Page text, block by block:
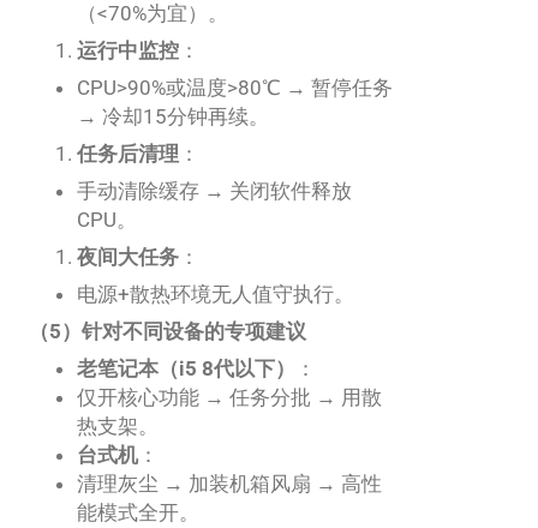
（<70%为宜）。
运行中监控 ：
CPU>90%或温度>80℃ → 暂停任务
→ 冷却15分钟再续。
任务后清理 ：
手动清除缓存 → 关闭软件释放
CPU。
夜间大任务 ：
电源+散热环境无人值守执行。
（5）针对不同设备的专项建议
老笔记本（i5 8代以下）
：
仅开核心功能 → 任务分批 → 用散
热支架。
台式机 ：
清理灰尘 → 加装机箱风扇 → 高性
能模式全开。